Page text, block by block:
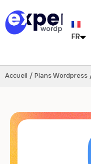
FR
Accueil / Plans Wordpress